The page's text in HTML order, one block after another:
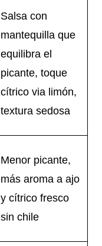
Salsa con
mantequilla que
equilibra el
picante, toque
cítrico via limón,
textura sedosa
Menor picante,
más aroma a ajo
y cítrico fresco
sin chile